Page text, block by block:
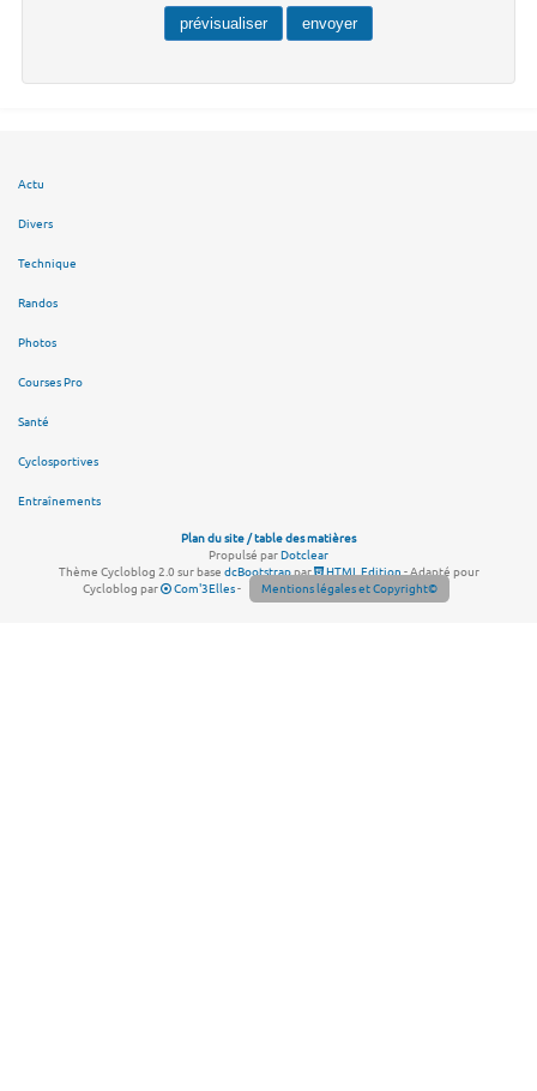
Actu
Divers
Technique
Randos
Photos
Courses Pro
Santé
Cyclosportives
Entraînements
Plan du site / table des matières
Propulsé parDotclear
Thème Cycloblog 2.0 sur base dcBootstrappar HTML Edition- Adapté pour
Cycloblog par
Com'3Elles- Mentions légales et Copyright©